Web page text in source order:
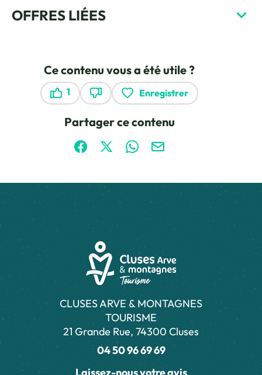
OFFRES LIÉES
Ce contenu vous a été utile ?
1
Enregistrer
Partager ce contenu
Partager sur Facebook (nouvelle fenêtre)
Partager sur X / Twitter (nouvelle
Partager sur WhatsApp
Partager par mail
CLUSES ARVE & MONTAGNES
TOURISME
21 Grande Rue, 74300 Cluses
04 50 96 69 69
Laissez-nous votre avis